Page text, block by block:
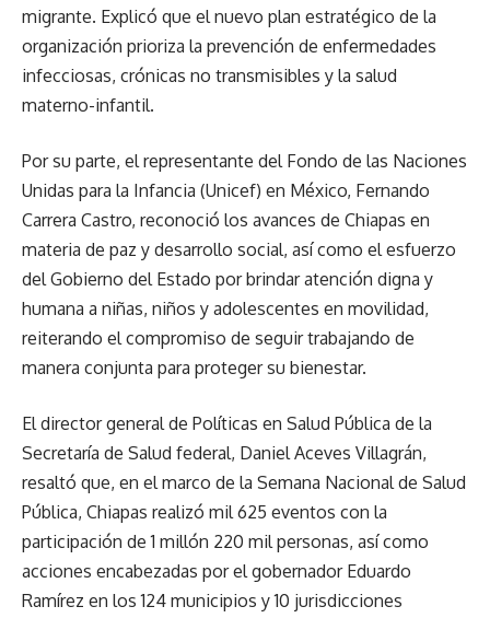
migrante. Explicó que el nuevo plan estratégico de la
organización prioriza la prevención de enfermedades
infecciosas, crónicas no transmisibles y la salud
materno-infantil.
Por su parte, el representante del Fondo de las Naciones
Unidas para la Infancia (Unicef) en México, Fernando
Carrera Castro, reconoció los avances de Chiapas en
materia de paz y desarrollo social, así como el esfuerzo
del Gobierno del Estado por brindar atención digna y
humana a niñas, niños y adolescentes en movilidad,
reiterando el compromiso de seguir trabajando de
manera conjunta para proteger su bienestar.
El director general de Políticas en Salud Pública de la
Secretaría de Salud federal, Daniel Aceves Villagrán,
resaltó que, en el marco de la Semana Nacional de Salud
Pública, Chiapas realizó mil 625 eventos con la
participación de 1 millón 220 mil personas, así como
acciones encabezadas por el gobernador Eduardo
Ramírez en los 124 municipios y 10 jurisdicciones